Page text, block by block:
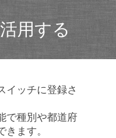
用する
イッチに登録さ
で種別や都道府
ます。